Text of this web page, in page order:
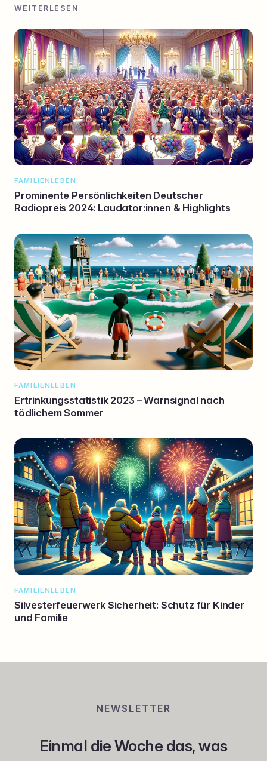
WEITERLESEN
FAMILIENLEBEN
Prominente Persönlichkeiten Deutscher
Radiopreis 2024: Laudator:innen & Highlights
FAMILIENLEBEN
Ertrinkungsstatistik 2023 – Warnsignal nach
tödlichem Sommer
FAMILIENLEBEN
Silvesterfeuerwerk Sicherheit: Schutz für Kinder
und Familie
NEWSLETTER
Einmal die Woche das, was